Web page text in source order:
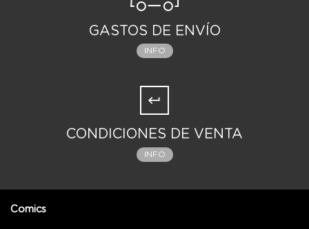
GASTOS DE ENVÍO
INFO
CONDICIONES DE VENTA
INFO
Comics